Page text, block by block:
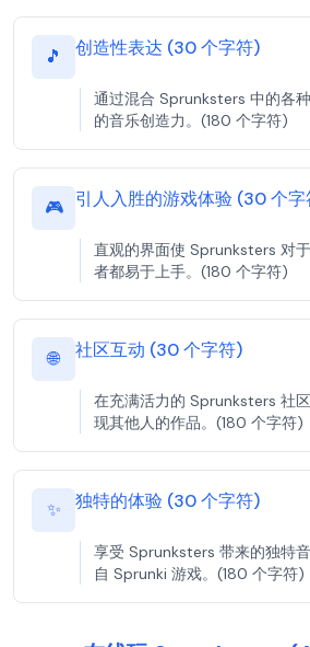
🎵 创造性表达 (30 个字符)
通过混合 Sprunksters 中的各
的音乐创造力。(180 个字符)
🎮 引人入胜的游戏体验 (30 个
直观的界面使 Sprunksters 对
者都易于上手。(180 个字符)
🌐 社区互动 (30 个字符)
在充满活力的 Sprunksters 社
现其他人的作品。(180 个字符)
✨ 独特的体验 (30 个字符)
享受 Sprunksters 带来的独特
自 Sprunki 游戏。(180 个字符)